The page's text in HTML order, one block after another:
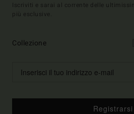
Iscriviti e sarai al corrente delle
più esclusive.
Collezione
Registrarsi